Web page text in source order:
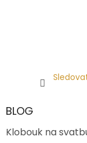
BLOG
Klobouk na